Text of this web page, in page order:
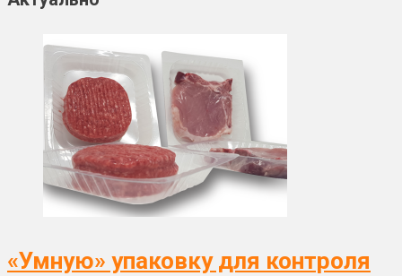
«Умную» упаковку для контроля